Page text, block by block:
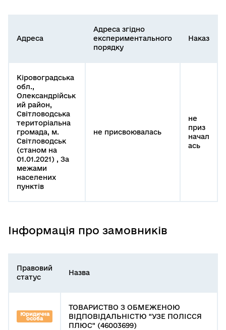
Адреса
Адреса згідно
експериментального
порядку
Наказ
Кіровоградська
обл.,
Олександрійськ
ий район,
Світловодська
територіальна
громада, м.
Світловодськ
(станом на
01.01.2021) , За
межами
населених
пунктів
не присвоювалась
не
приз
начал
ась
Інформація про замовників
Правовий
статус
Назва
Юридична
особа
ТОВАРИСТВО З ОБМЕЖЕНОЮ
ВІДПОВІДАЛЬНІСТЮ "УЗЕ ПОЛІССЯ
ПЛЮС" (46003699)